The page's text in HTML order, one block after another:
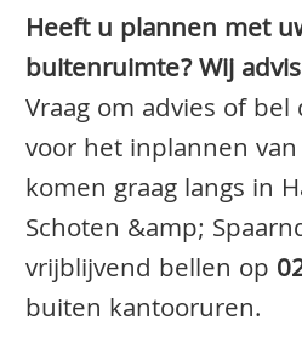
Heeft u plannen met
buitenruimte? Wij
Vraag om advies of
voor het inplannen
komen graag langs in
Schoten &amp;
vrijblijvend bellen op
buiten kantooruren.